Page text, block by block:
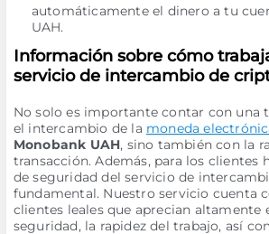
automáticamente el dinero a tu
UAH.
Información sobre cómo
servicio de intercambio de
No solo es importante contar con una
el intercambio de la moneda
Monobank UAH, sino también con la
transacción. Además, para los clientes
de seguridad del servicio de
fundamental. Nuestro servicio cuenta
clientes leales que aprecian altamente
seguridad, la rapidez del trabajo, así